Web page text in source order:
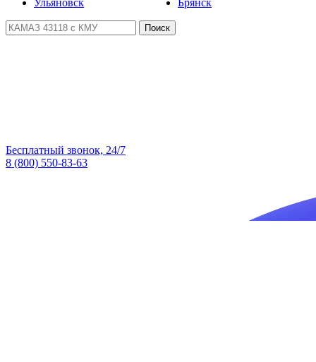
Ульяновск
Брянск
Поиск
Бесплатный звонок, 24/7
8 (800) 550-83-63